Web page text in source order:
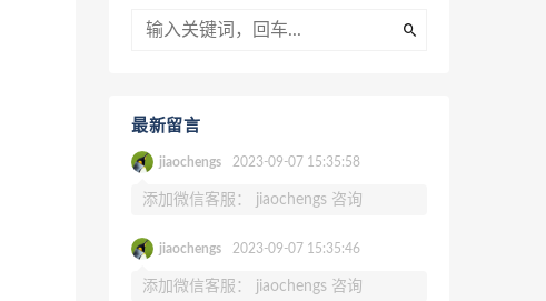
最新留言
jiaochengs 2023-09-07 15:35:58
添加微信客服： jiaochengs 咨询
jiaochengs 2023-09-07 15:35:46
添加微信客服： jiaochengs 咨询